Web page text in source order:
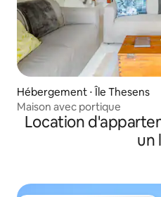
Hébergement ⋅ Île Thesens
Maison avec portique
Location
un